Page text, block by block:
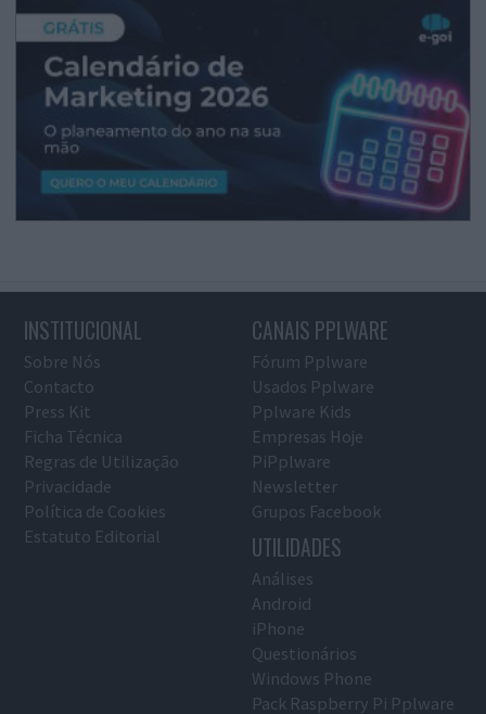
INSTITUCIONAL
Sobre Nós
Contacto
Press Kit
Ficha Técnica
Regras de Utilização
Privacidade
Política de Cookies
Estatuto Editorial
CANAIS PPLWARE
Fórum Pplware
Usados Pplware
Pplware Kids
Empresas Hoje
PiPplware
Newsletter
Grupos Facebook
UTILIDADES
Análises
Android
iPhone
Questionários
Windows Phone
Pack Raspberry Pi Pplware